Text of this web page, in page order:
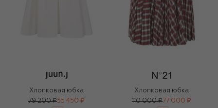
Хлопковая юбка
79 200 ₽55 450 ₽
Хлопковая юбка
110 000 ₽77 000 ₽